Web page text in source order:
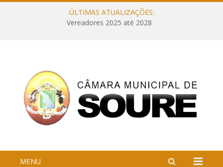
ÚLTIMAS ATUALIZAÇÕES:
Vereadores 2025 até 2028
MENU